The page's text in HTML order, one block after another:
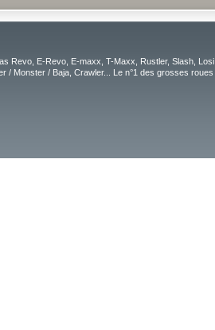
Revo, E-Revo, E-maxx, T-Maxx, Rustler, Slash, Losi
/ Monster / Baja, Crawler... Le n°1 des grosses roues